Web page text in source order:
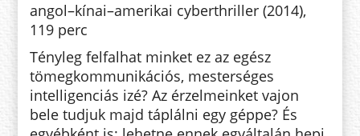
angol–kínai–amerikai cyberthriller (2014),
119 perc
Tényleg felfalhat minket ez az egész
tömegkommunikációs, mesterséges
intelligenciás izé? Az érzelmeinket vajon
bele tudjuk majd táplálni egy géppe? És